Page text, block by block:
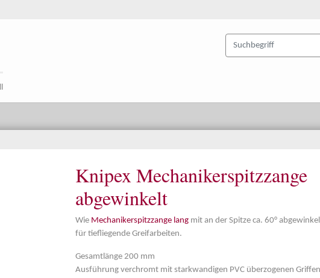
Knipex Mechanikerspitzzange
abgewinkelt
Wie Mechanikerspitzzange lang mit an der Spitze ca. 60°
für tiefliegende Greifarbeiten.
Gesamtlänge 200 mm
Ausführung verchromt mit starkwandigen PVC überzogenen